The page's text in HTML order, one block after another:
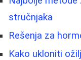
stručnjaka
Rešenja za
Kako ukloniti